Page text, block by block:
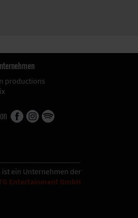
productions
ist ein Unternehmen der
Entertainment GmbH